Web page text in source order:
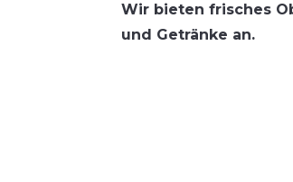
Wir bie­ten fri­sches
und Geträn­ke an.